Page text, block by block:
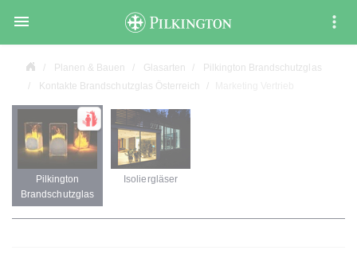

Planen & Bauen Glasarten
Pilkington Brandschutzglas
Kontakte Brandschutzglas Österreich
Pilkington
Brandschutzglas
Isoliergläser